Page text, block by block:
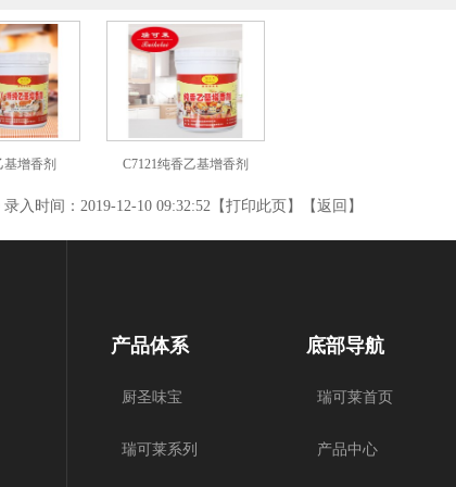
增香剂 C7121纯香乙基增香剂
入时间：2019-12-10 09:32:52【打印此页 】【返回 】
产品体系
厨圣味宝
瑞可莱系列
底部导航
瑞可莱首页
产品中心